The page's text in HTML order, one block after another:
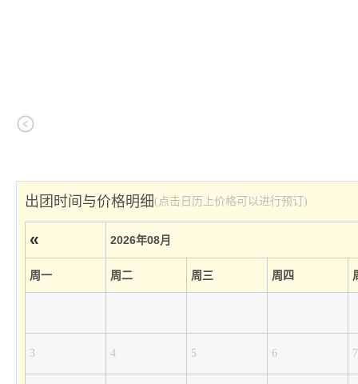
出团时间与价格明细(点击日历上价格可以进行预订)
« 2026年08月
周一 周二 周三 周四
3 4 5 6 7